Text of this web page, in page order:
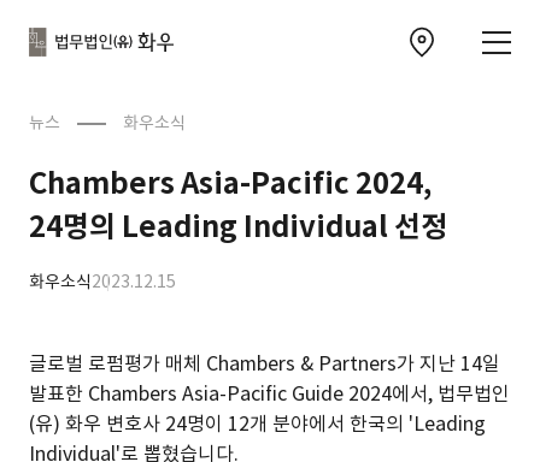
뉴스 화우소식
Chambers Asia-Pacific 2024,
24명의 Leading Individual 선정
화우소식2023.12.15
글로벌 로펌평가 매체 Chambers & Partners가 지난 14일
발표한 Chambers Asia-Pacific Guide 2024에서, 법무법인
(유) 화우 변호사 24명이 12개 분야에서 한국의 'Leading
Individual'로 뽑혔습니다.